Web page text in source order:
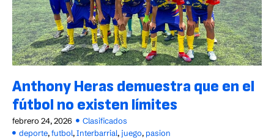
Anthony Heras demuestra que en el
fútbol no existen límites
febrero 24, 2026
Clasificados
deporte,futbol,Interbarrial, juego, pasion